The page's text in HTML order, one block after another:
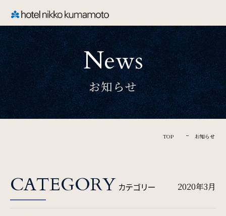
CLOSE
TOP
Welcome
ご宿泊
News
お知らせ
TOP お知らせ
CATEGORY カテゴリー 2020年3月